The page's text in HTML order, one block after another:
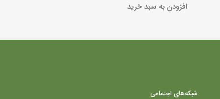
افزودن به سبد خرید
شبکه‌های اجتماعی